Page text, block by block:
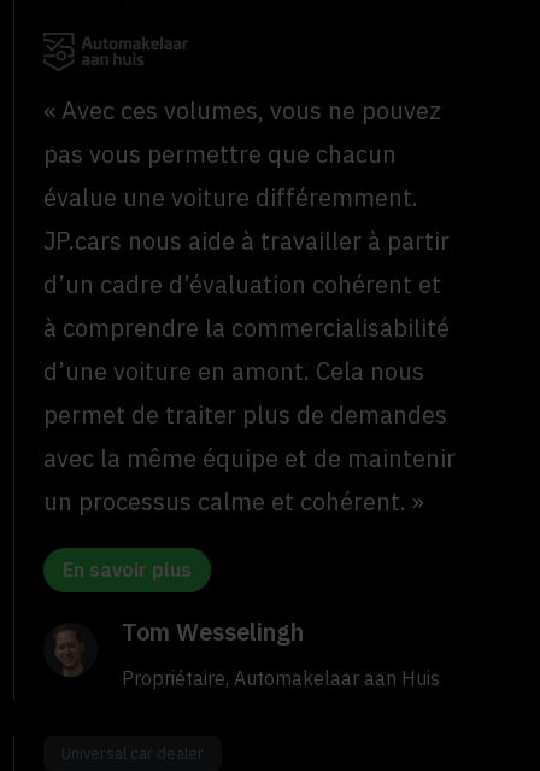
« Avec ces volumes, vous ne pouvez
pas vous permettre que chacun
évalue une voiture différemment.
JP.cars nous aide à travailler à partir
d’un cadre d’évaluation cohérent et
à comprendre la commercialisabilité
d’une voiture en amont. Cela nous
permet de traiter plus de demandes
avec la même équipe et de maintenir
un processus calme et cohérent. »
En savoir plus
Tom Wesselingh
Propriétaire, Automakelaar aan Huis
Universal car dealer